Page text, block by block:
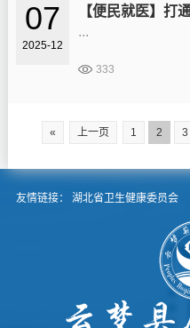
07
2025-12
...
333
« 上一页 1 2 3
友情链接： 湖北省卫生健康委员会